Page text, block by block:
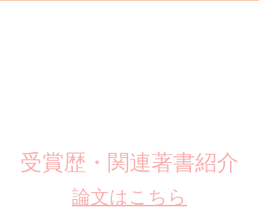
​受賞歴・関連著書紹介
​論文はこちら